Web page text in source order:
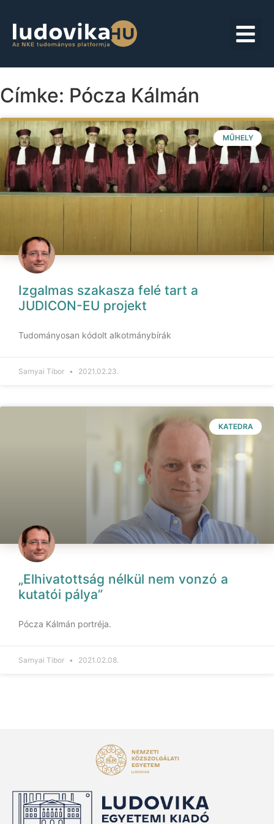
Címke: Pócza Kálmán
MŰHELY
Izgalmas szakasza felé tart a
JUDICON-EU projekt
Tudományosan kódolt alkotmánybírák
Sarnyai Tibor 2021.02.23.
KATEDRA
„Elhivatottság nélkül nem vonzó a
kutatói pálya”
Pócza Kálmán portréja.
Sarnyai Tibor 2021.02.08.